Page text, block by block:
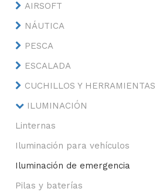
AIRSOFT
NÁUTICA
PESCA
ESCALADA
CUCHILLOS Y HERRAMIENTAS
ILUMINACIÓN
Linternas
Iluminación para vehículos
Iluminación de emergencia
Pilas y baterías